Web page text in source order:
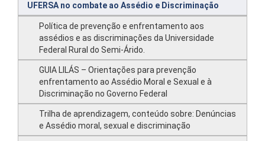
UFERSA no combate ao Assédio e Discriminação
Política de prevenção e enfrentamento aos
assédios e as discriminações da Universidade
Federal Rural do Semi-Árido.
GUIA LILÁS – Orientações para prevenção
enfrentamento ao Assédio Moral e Sexual e à
Discriminação no Governo Federal
Trilha de aprendizagem, conteúdo sobre: Denúncias
e Assédio moral, sexual e discriminação